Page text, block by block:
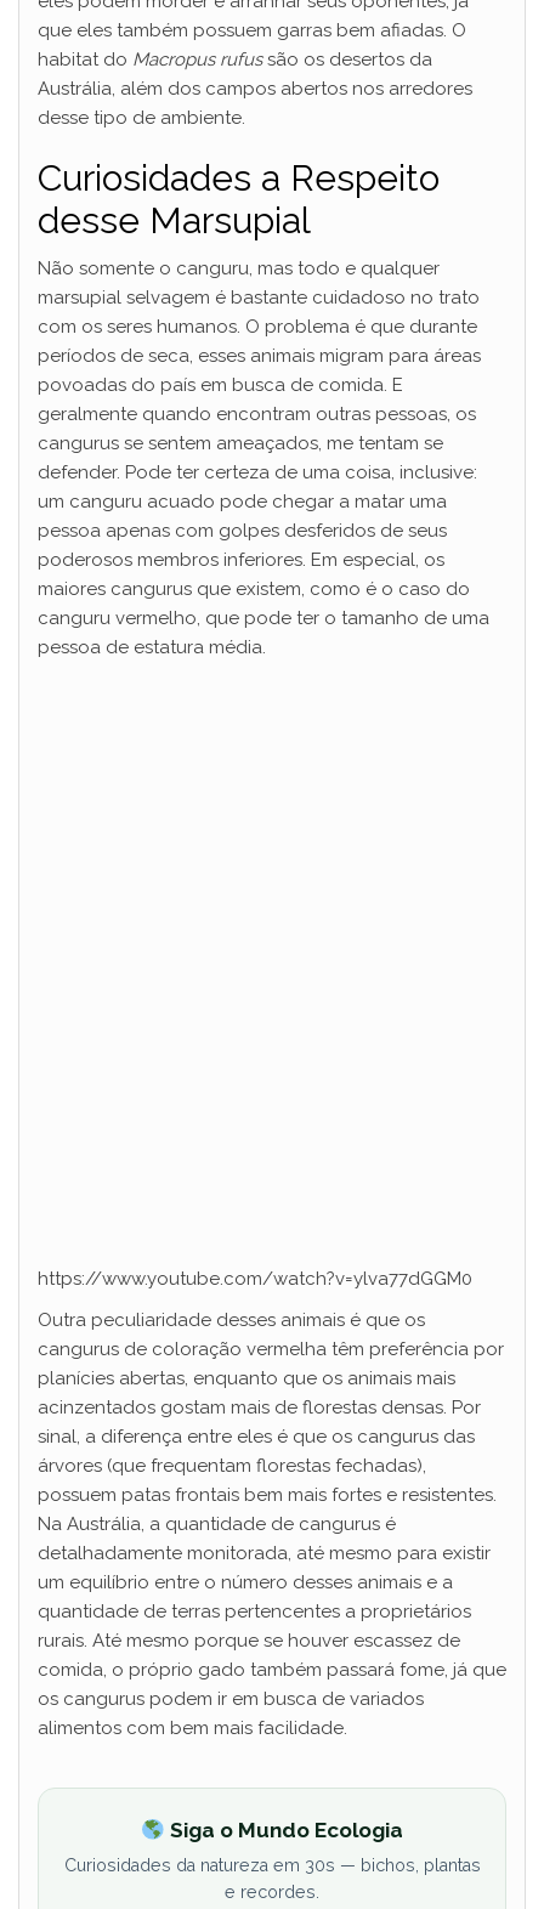
que eles também possuem garras bem afiadas. O
habitat do Macropus rufussão os desertos da
Austrália, além dos campos abertos nos arredores
desse tipo de ambiente.
Curiosidades a Respeito
desse Marsupial
Não somente o canguru, mas todo e qualquer
marsupial selvagem é bastante cuidadoso no trato
com os seres humanos. O problema é que durante
períodos de seca, esses animais migram para áreas
povoadas do país em busca de comida. E
geralmente quando encontram outras pessoas, os
cangurus se sentem ameaçados, me tentam se
defender. Pode ter certeza de uma coisa, inclusive:
um canguru acuado pode chegar a matar uma
pessoa apenas com golpes desferidos de seus
poderosos membros inferiores. Em especial, os
maiores cangurus que existem, como é o caso do
canguru vermelho, que pode ter o tamanho de uma
pessoa de estatura média.
https://www.youtube.com/watch?v=ylva77dGGM0
Outra peculiaridade desses animais é que os
cangurus de coloração vermelha têm preferência por
planícies abertas, enquanto que os animais mais
acinzentados gostam mais de florestas densas. Por
sinal, a diferença entre eles é que os cangurus das
árvores (que frequentam florestas fechadas),
possuem patas frontais bem mais fortes e resistentes.
Na Austrália, a quantidade de cangurus é
detalhadamente monitorada, até mesmo para existir
um equilíbrio entre o número desses animais e a
quantidade de terras pertencentes a proprietários
rurais. Até mesmo porque se houver escassez de
comida, o próprio gado também passará fome, já que
os cangurus podem ir em busca de variados
alimentos com bem mais facilidade.
Siga o Mundo Ecologia
Curiosidades da natureza em 30s — bichos, plantas
e recordes.